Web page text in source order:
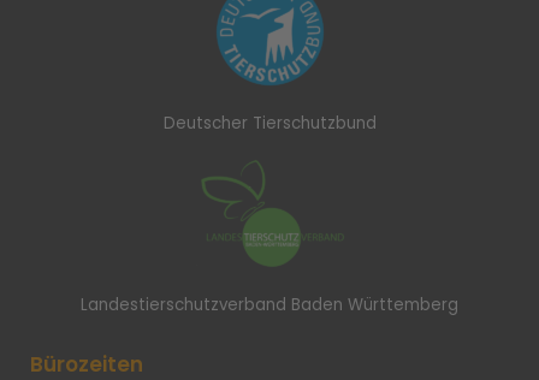
Deutscher Tierschutzbund
Landestierschutzverband Baden Württemberg
Bürozeiten